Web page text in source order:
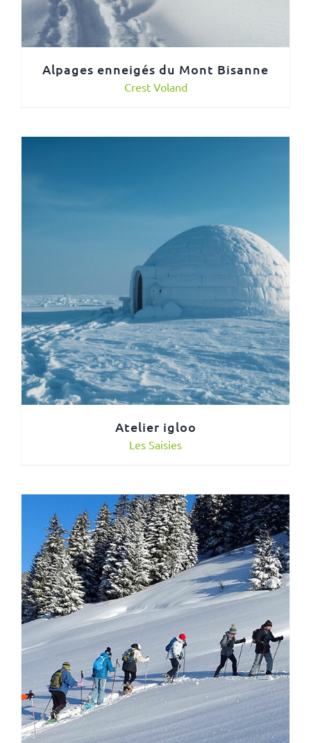
Alpages enneigés du Mont Bisanne
Crest Voland
Atelier igloo
Les Saisies